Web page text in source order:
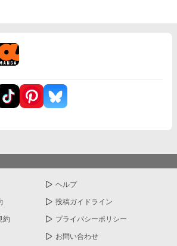
ヘルプ
投稿ガイドライン
約 プライバシーポリシー
お問い合わせ